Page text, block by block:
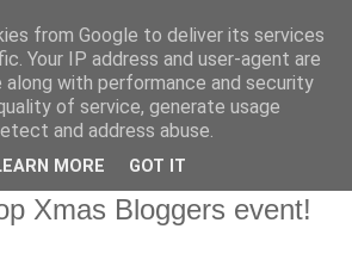
Xmas Bloggers event!
from Google to deliver its services
Your IP address and user-agent are
along with performance and security
of service, generate usage
and address abuse.
MORE GOT IT